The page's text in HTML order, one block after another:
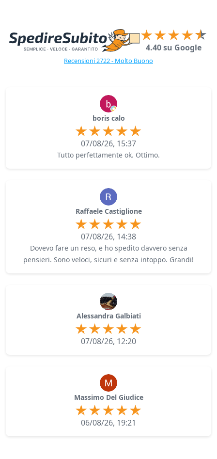
4.40 su Google
Recensioni 2722 - Molto Buono
boris calo
07/08/26, 15:37
Tutto perfettamente ok. Ottimo.
Raffaele Castiglione
07/08/26, 14:38
Dovevo fare un reso, e ho spedito davvero senza
pensieri. Sono veloci, sicuri e senza intoppo. Grandi!
Alessandra Galbiati
07/08/26, 12:20
Massimo Del Giudice
06/08/26, 19:21